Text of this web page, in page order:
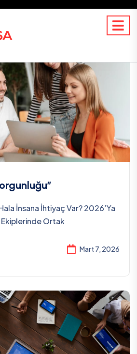
İnsana İhtiyaç Var? 2026’ya
Ekiplerinde Ortak
Mart 7, 2026